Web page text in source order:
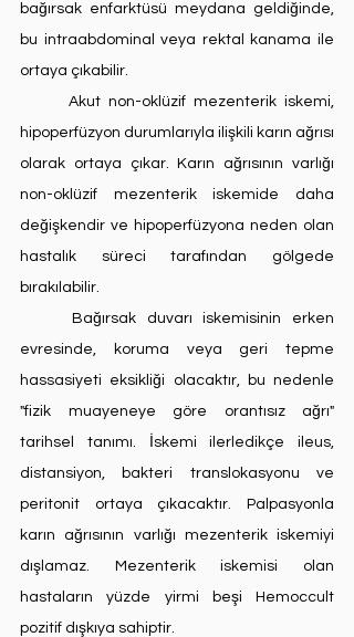
bağırsak enfarktüsü meydana geldiğinde,
bu intraabdominal veya rektal kanama ile
ortaya çıkabilir.
hipoperfüzyon durumlarıyla ilişkili karın ağrısı
olarak ortaya çıkar. Karın ağrısının varlığı
non-oklüzif mezenterik iskemide daha
değişkendir ve hipoperfüzyona neden olan
hastalık süreci tarafından gölgede
bırakılabilir.
evresinde, koruma veya geri tepme
hassasiyeti eksikliği olacaktır, bu nedenle
"fizik muayeneye göre orantısız ağrı"
tarihsel tanımı. İskemi ilerledikçe ileus,
distansiyon, bakteri translokasyonu ve
peritonit ortaya çıkacaktır. Palpasyonla
karın ağrısının varlığı mezenterik iskemiyi
dışlamaz. Mezenterik iskemisi olan
hastaların yüzde yirmi beşi Hemoccult
pozitif dışkıya sahiptir.